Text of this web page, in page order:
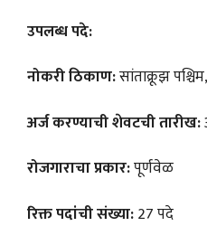
उपलब्ध पदे:
नोकरी ठिकाण:सांताक्रूझ
अर्ज करण्याची शेवटची तारीख:
रोजगाराचा प्रकार:पूर्णवेळ
रिक्त पदांची संख्या:27 पदे